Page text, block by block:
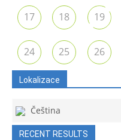
17 18 19
24 25 26
Lokalizace
Čeština
RECENT RESULTS